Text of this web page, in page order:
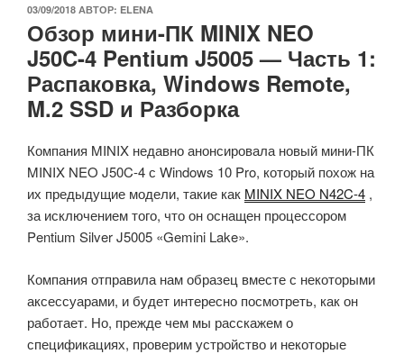
ОПУБЛИКОВАНО
03/09/2018 АВТОР: ELENA
Обзор мини-ПК MINIX NEO
J50C-4 Pentium J5005 — Часть 1:
Распаковка, Windows Remote,
M.2 SSD и Разборка
Компания MINIX недавно анонсировала новый мини-ПК
MINIX NEO J50C-4 с Windows 10 Pro, который похож на
их предыдущие модели, такие как MINIX NEO N42C-4 ,
за исключением того, что он оснащен процессором
Pentium Silver J5005 «Gemini Lake».
Компания отправила нам образец вместе с некоторыми
аксессуарами, и будет интересно посмотреть, как он
работает. Но, прежде чем мы расскажем о
спецификациях, проверим устройство и некоторые